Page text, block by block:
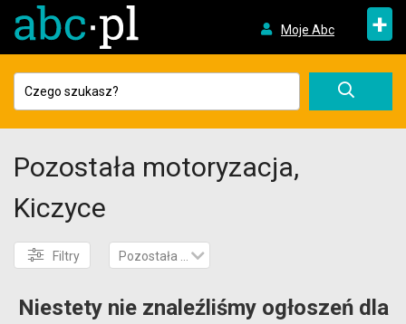
Moje Abc +
Pozostała motoryzacja,
Kiczyce
Filtry Pozostała motoryzacja
Niestety nie znaleźliśmy ogłoszeń dla